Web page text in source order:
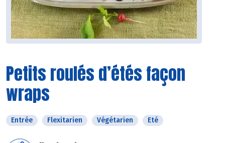
Petits roulés d’étés façon
wraps
Entrée Flexitarien Végétarien Eté